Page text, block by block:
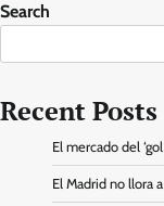
Search
Recent Posts
El mercado del
El Madrid no llora